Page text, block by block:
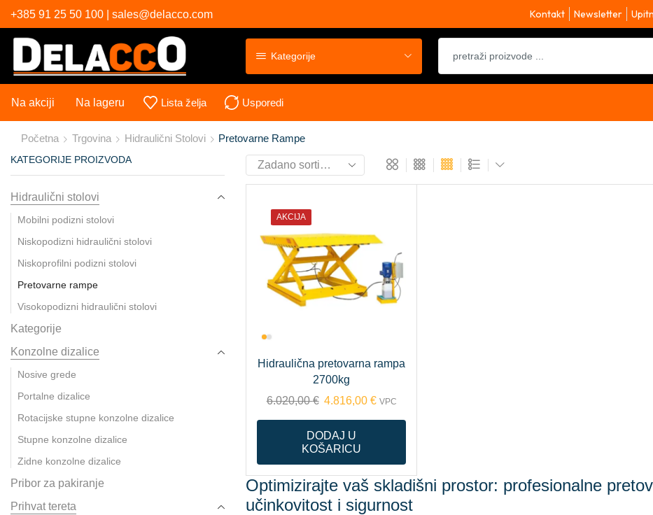
+385 91 25 50 100 | sales@delacco.com Kontakt Newsletter
Kategorije
Na akciji Na lageru Lista želja Usporedi
Početna Trgovina Hidraulični Stolovi Pretovarne Rampe
AKCIJA
Hidraulična pretovarna rampa
2700kg
6.020,00€ 4.816,00 € VPC
DODAJ U
KOŠARICU
Optimizirajte vaš skladišni prostor: profesionalne
učinkovitost i sigurnost
KATEGORIJE PROIZVODA
Hidraulični stolovi
Mobilni podizni stolovi
Niskopodizni hidraulični stolovi
Niskoprofilni podizni stolovi
Pretovarne rampe
Visokopodizni hidraulični stolovi
Kategorije
Konzolne dizalice
Nosive grede
Portalne dizalice
Rotacijske stupne konzolne dizalice
Stupne konzolne dizalice
Zidne konzolne dizalice
Pribor za pakiranje
Prihvat tereta